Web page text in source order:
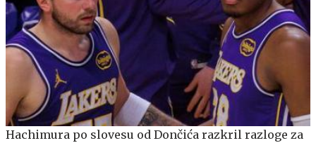
Hachimura po slovesu od Dončića razkril razloge za